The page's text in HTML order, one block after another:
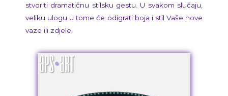
stvoriti dramatičnu stilsku gestu. U svakom slučaju,
veliku ulogu u tome će odigrati boja i stil Vaše nove
vaze ili zdjele.